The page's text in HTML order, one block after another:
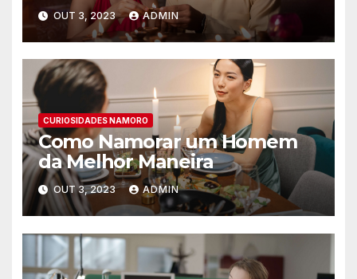
OUT 3, 2023 ADMIN
CURIOSIDADES NAMORO
Como Namorar um Homem
da Melhor Maneira
OUT 3, 2023 ADMIN